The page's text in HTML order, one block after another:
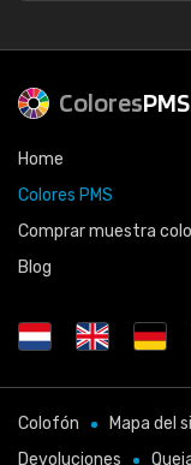
ColoresPMS
Home
Colores PMS
Comprar muestra
Blog
Colofón Mapa del
Devoluciones